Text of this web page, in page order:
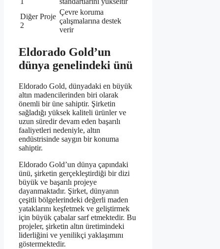
Diğer Proje
2
Çevre koruma
çalışmalarına destek
verir
Eldorado Gold’un
dünya genelindeki ünü
Eldorado Gold, dünyadaki en büyük
altın madencilerinden biri olarak
önemli bir üne sahiptir. Şirketin
sağladığı yüksek kaliteli ürünler ve
uzun süredir devam eden başarılı
faaliyetleri nedeniyle, altın
endüstrisinde saygın bir konuma
sahiptir.
Eldorado Gold’un dünya çapındaki
ünü, şirketin gerçekleştirdiği bir dizi
büyük ve başarılı projeye
dayanmaktadır. Şirket, dünyanın
çeşitli bölgelerindeki değerli maden
yataklarını keşfetmek ve geliştirmek
için büyük çabalar sarf etmektedir. Bu
projeler, şirketin altın üretimindeki
liderliğini ve yenilikçi yaklaşımını
göstermektedir.